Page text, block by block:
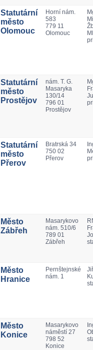
Statutární
město
Olomouc
Horní nám.
583
779 11
Olomouc
Statutární
město
Prostějov
nám. T. G.
Masaryka
130/14
796 01
Prostějov
Statutární
město
Přerov
Bratrská 34
750 02
Přerov
Město
Zábřeh
Masarykovo
nám. 510/6
789 01
Zábřeh
Město
Hranice
Pernštejnské
nám. 1
Město
Konice
Masarykovo
náměstí 27
798 52
Konice